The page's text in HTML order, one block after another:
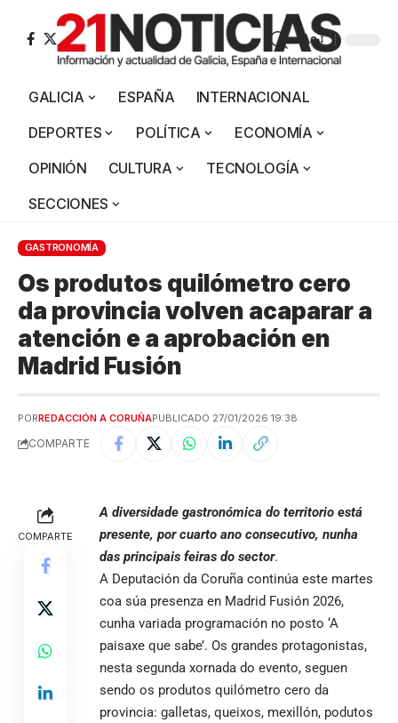
Aa
GALICIA ESPAÑA
INTERNACIONAL
DEPORTES
POLÍTICA
ECONOMÍA
OPINIÓN
CULTURA
TECNOLOGÍA
SECCIONES
GASTRONOMÍA
Os produtos quilómetro cero
da provincia volven acaparar a
atención e a aprobación en
Madrid Fusión
PORREDACCIÓN A CORUÑAPUBLICADO 27/01/2026 19:38
COMPARTE
COMPARTE
A diversidade gastronómica do territorio está
presente, por cuarto ano consecutivo, nunha
das principais feiras do sector.
A Deputación da Coruña continúa este martes
coa súa presenza en Madrid Fusión 2026,
cunha variada programación no posto ‘A
paisaxe que sabe’. Os grandes protagonistas,
nesta segunda xornada do evento, seguen
sendo os produtos quilómetro cero da
provincia: galletas, queixos, mexillón, podutos